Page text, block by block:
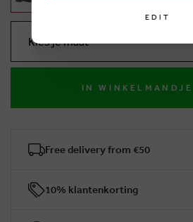
Kies je maat
IN WINKELMANDJE
Free delivery from €50
10% klantenkorting
EDIT